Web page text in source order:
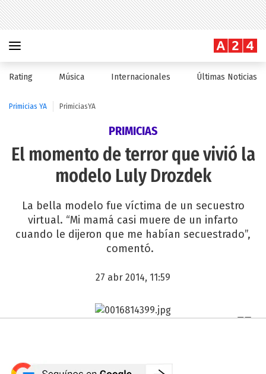
Rating Música Internacionales Últimas Noticias
Primicias YA PrimiciasYA
PRIMICIAS
El momento de terror que vivió la
modelo Luly Drozdek
La bella modelo fue víctima de un secuestro
virtual. “Mi mamá casi muere de un infarto
cuando le dijeron que me habían secuestrado”,
comentó.
27 abr 2014, 11:59